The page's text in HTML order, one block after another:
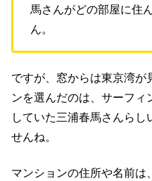
馬さんがどの部屋に住
ん。
ですが、窓からは東京湾が
ンを選んだのは、サーフィ
していた三浦春馬さんらし
せんね。
マンションの住所や名前は